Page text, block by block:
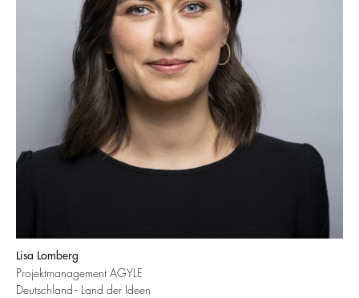
Lisa Lomberg
Projektmanagement AGYLE
Deutschland - Land der Ideen